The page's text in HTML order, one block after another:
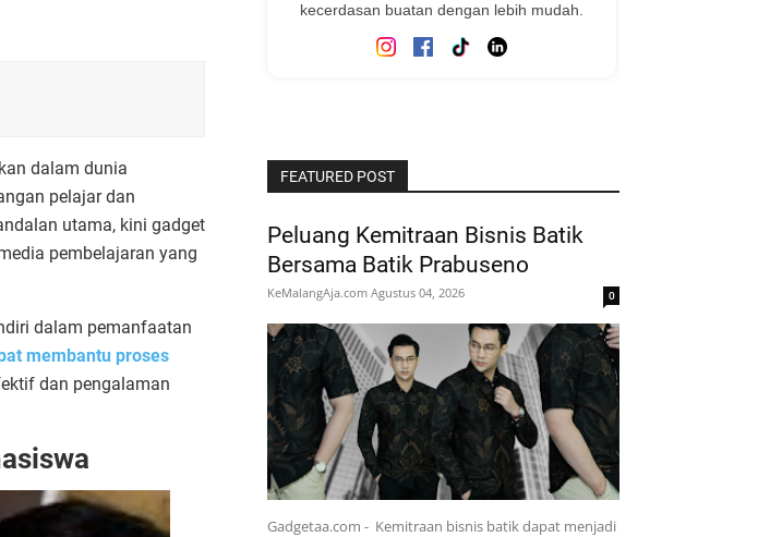
dalam dunia
pelajar dan
utama, kini gadget
pembelajaran yang
dalam pemanfaatan
membantu proses
dan pengalaman
kecerdasan buatan dengan lebih mudah.
FEATURED POST
Peluang Kemitraan Bisnis Batik
Bersama Batik Prabuseno
KeMalangAja.com Agustus 04, 2026 0
Gadgetaa.com - Kemitraan bisnis batik dapat menjadi